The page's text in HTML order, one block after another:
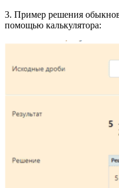
3. Пример решения
помощью калькулятора: